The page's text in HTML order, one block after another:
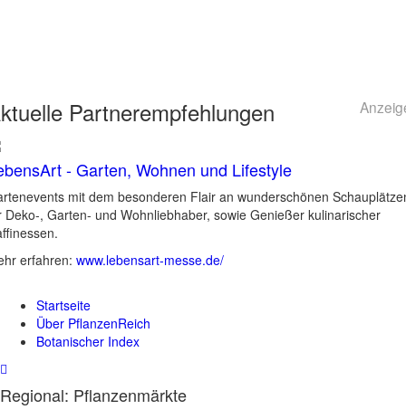
Partnerempfehlungen
- Garten, Wohnen und Lifestyle
mit dem besonderen Flair an wunderschönen
Deko-, Garten- und Wohnliebhaber, sowie Genießer kulinarischer
erfahren: www.lebensart-messe.de/
Startseite
Über PflanzenReich
Botanischer Index
Regional: Pflanzenmärkte